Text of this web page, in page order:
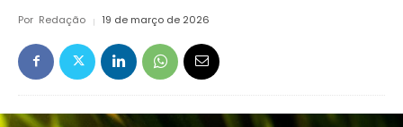
Amazônia
Por Redação 19 de março de 2026